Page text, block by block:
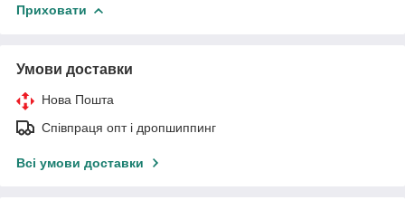
Приховати
Умови доставки
Нова Пошта
Співпраця опт і дропшиппинг
Всі умови доставки